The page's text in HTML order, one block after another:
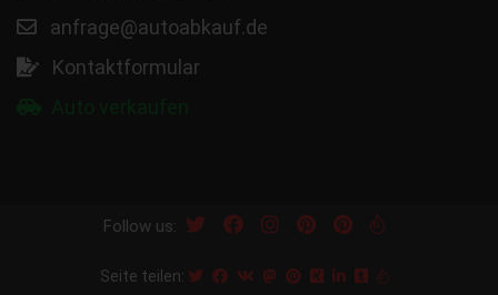
anfrage@autoabkauf.de
Kontaktformular
Follow us:
Seite teilen: